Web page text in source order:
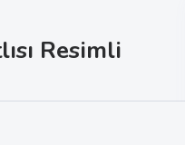
Resimli